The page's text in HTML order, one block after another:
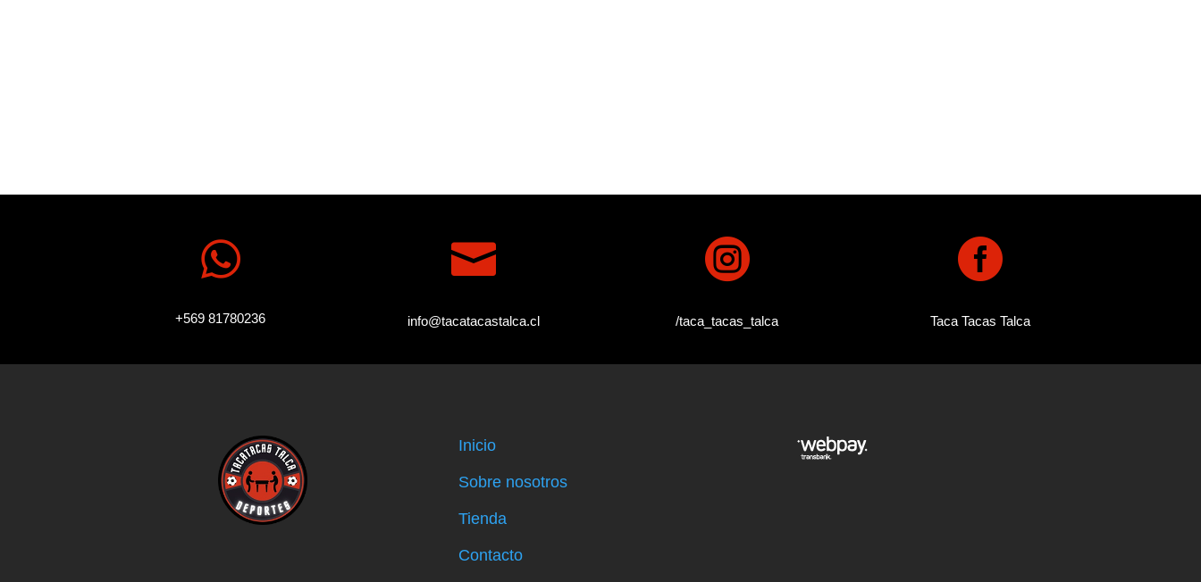

+569 81780236

info@tacatacastalca.cl

/taca_tacas_talca

Taca Tacas Talca
Inicio
Sobre nosotros
Tienda
Contacto